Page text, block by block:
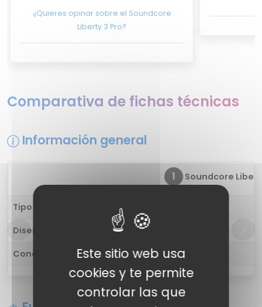
¿Quieres opinar sobre el Soundcore
Liberty 3 Pro?
Comparativa de fichas técnicas
Información general
1 Soundcore
Tipo de auricular
Diseño
Conectividad
Inalámbrica
Este sitio web usa
cookies y te permite
controlar las que